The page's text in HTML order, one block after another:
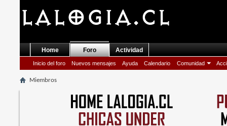
Home Foro
Inicio del foro Nuevos mensajes Ayuda Calendario Comunidad
Actividad
Miembros